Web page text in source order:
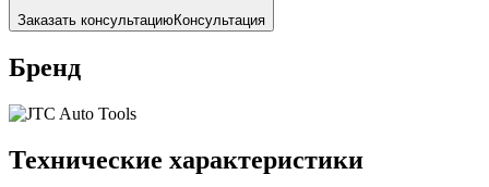
Заказать консультациюКонсультация
Бренд
Технические характеристики